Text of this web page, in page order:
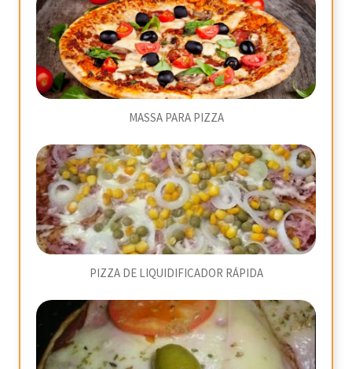
MASSA PARA PIZZA
PIZZA DE LIQUIDIFICADOR RÁPIDA